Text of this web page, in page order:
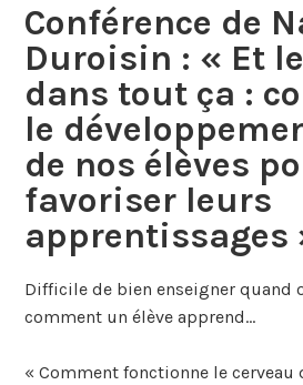
Conférence de
Duroisin : « Et
dans tout ça :
le
de nos élèves
favoriser leurs
apprentissages
Difficile de bien enseigner quand
comment un élève apprend…
« Comment fonctionne le cerveau